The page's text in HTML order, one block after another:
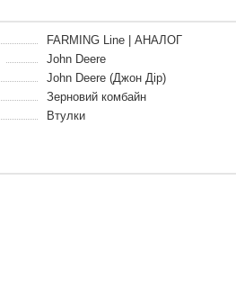
FARMING Line | АНАЛОГ
John Deere
John Deere (Джон Дір)
Зерновий комбайн
Втулки